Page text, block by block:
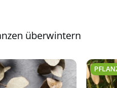
überwintern